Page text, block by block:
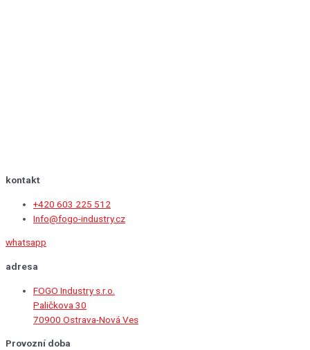
kontakt
+420 603 225 512
Info@fogo-industry.cz
whatsapp
adresa
FOGO Industry s.r.o.
Paličkova 30
70900 Ostrava-Nová Ves
Provozní doba